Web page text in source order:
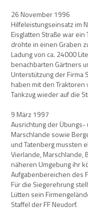
26 November 1996
Hilfeleistungseinsatz im
Eisglatten Straße war
drohte in einen Graben
Ladung von ca. 24000
benachbarten Gärtners
Unterstützung der Firma
haben mit den Traktoren
Tankzug wieder auf die
9 März 1997
Ausrichtung der
Marschlande sowie
und Tatenberg mussten
Vierlande,
näheren Umgebung ihr
Aufgabenbereichen des
Für die Siegerehrung
Lütten sein
Staffel der FF Neudorf.